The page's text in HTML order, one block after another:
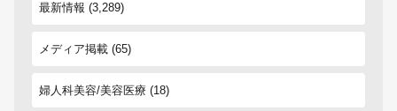
最新情報 (3,289)
メディア掲載 (65)
婦人科美容/美容医療 (18)